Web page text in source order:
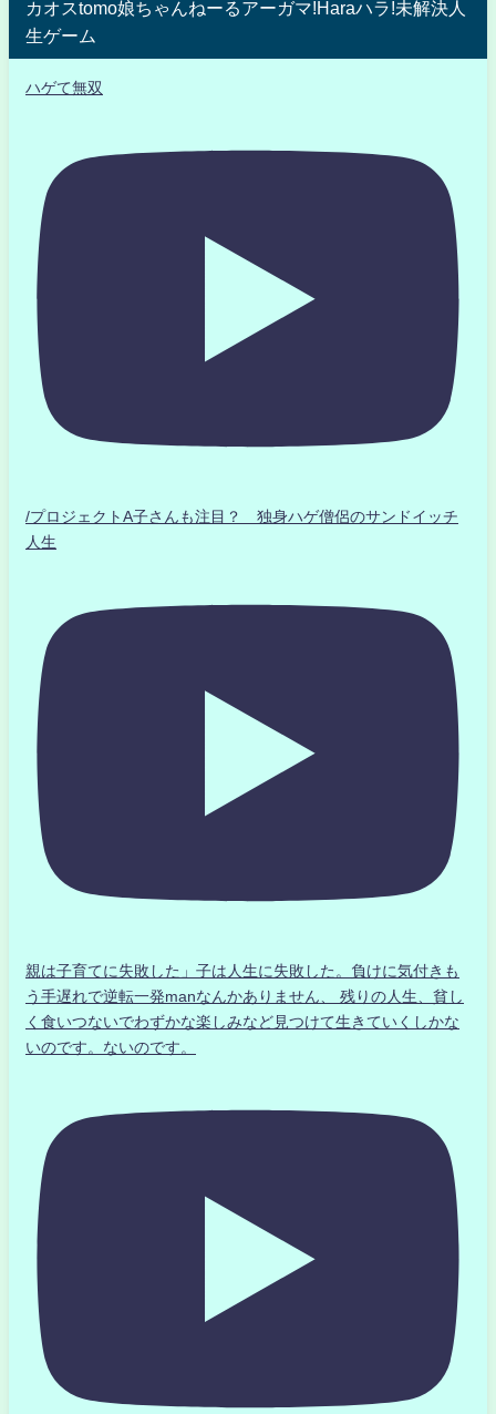
カオスtomo娘ちゃんねーるアーガマ!Haraハラ!未解決人
生ゲーム
ハゲて無双
/プロジェクトA子さんも注目？ 独身ハゲ僧侶のサンドイッチ
人生
親は子育てに失敗した」子は人生に失敗した。負けに気付きも
う手遅れで逆転一発manなんかありません、 残りの人生、貧し
く食いつないでわずかな楽しみなど見つけて生きていくしかな
いのです。ないのです。